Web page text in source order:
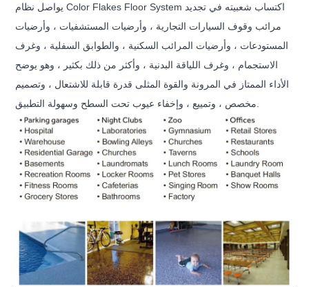
يواصل نظام Color Flakes Floor System اكتساب شعبيته في تجديد
مرائب وقوف السيارات التجارية ، وأرضيات المستشفيات ، وأرضيات
المستودعات ، وأرضيات المرائب السكنية ، والطوابق السفلية ، وغرف
الاستجمام ، وغرف اللياقة البدنية ، وأكثر من ذلك بكثير ، وهو يوضح
الأداء الممتاز في المرونة والقوة المثلى قدرة قابلة للاشتعال ، وتصميم